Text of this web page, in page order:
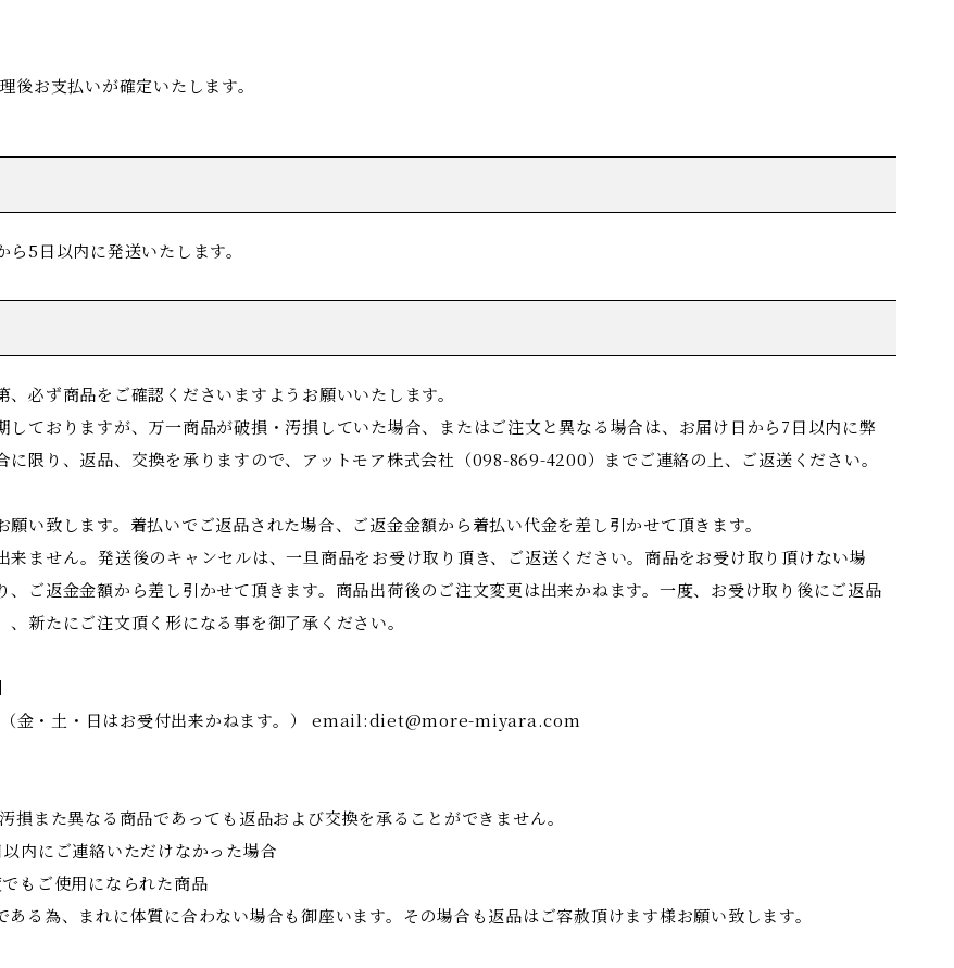
後お支払いが確定いたします。
5日以内に発送いたします。
、必ず商品をご確認くださいますようお願いいたします。
しておりますが、万一商品が破損・汚損していた場合、またはご注文と異なる場合は、お届け日から7日以内に弊
に限り、返品、交換を承りますので、アットモア株式会社（098-869-4200）までご連絡の上、ご返送ください。
願い致します。着払いでご返品された場合、ご返金金額から着払い代金を差し引かせて頂きます。
来ません。発送後のキャンセルは、一旦商品をお受け取り頂き、ご返送ください。商品をお受け取り頂けない場
、ご返金金額から差し引かせて頂きます。商品出荷後のご注文変更は出来かねます。一度、お受け取り後にご返品
新たにご注文頂く形になる事を御了承ください。
金・土・日はお受付出来かねます。） email:diet@more-miyara.com
損また異なる商品であっても返品および交換を承ることができません。
内にご連絡いただけなかった場合
もご使用になられた商品
ある為、まれに体質に合わない場合も御座います。その場合も返品はご容赦頂けます様お願い致します。